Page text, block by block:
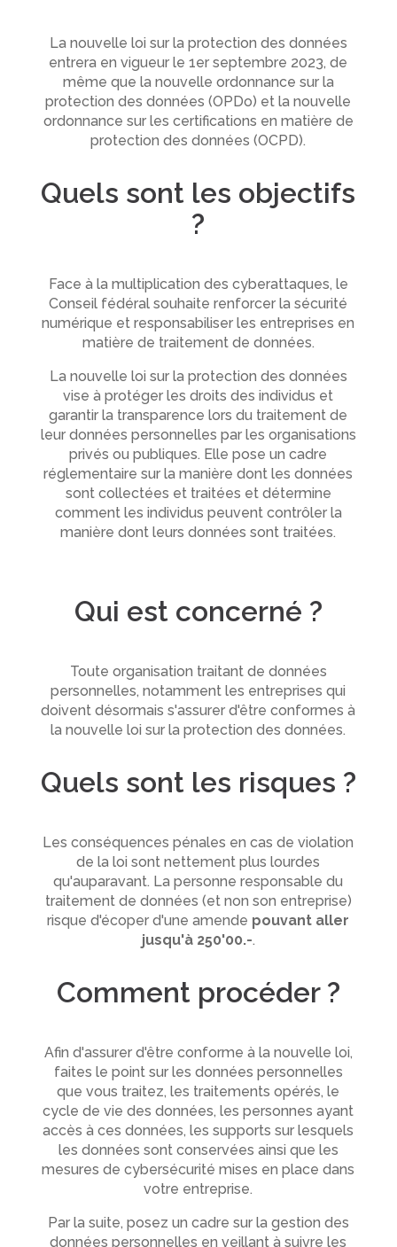
La nouvelle loi sur la protection des données
entrera en vigueur le 1er septembre 2023, de
même que la nouvelle ordonnance sur la
protection des données (OPDo) et la nouvelle
ordonnance sur les certifications en matière de
protection des données (OCPD).
Quels sont les objectifs
?
Face à la multiplication des cyberattaques, le
Conseil fédéral souhaite renforcer la sécurité
numérique et responsabiliser les entreprises en
matière de traitement de données.
La nouvelle loi sur la protection des données
vise à protéger les droits des individus et
garantir la transparence lors du traitement de
leur données personnelles par les organisations
privés ou publiques. Elle pose un cadre
réglementaire sur la manière dont les données
sont collectées et traitées et détermine
comment les individus peuvent contrôler la
manière dont leurs données sont traitées.
Qui est concerné ?
Toute organisation traitant de données
personnelles, notamment les entreprises qui
doivent désormais s'assurer d'être conformes à
la nouvelle loi sur la protection des données.
Quels sont les risques ?
Les conséquences pénales en cas de violation
de la loi sont nettement plus lourdes
qu'auparavant. La personne responsable du
traitement de données (et non son entreprise)
risque d'écoper d'une amende pouvant aller
jusqu'à 250'00.-.
Comment procéder ?
Afin d'assurer d'être conforme à la nouvelle loi,
faites le point sur les données personnelles
que vous traitez, les traitements opérés, le
cycle de vie des données, les personnes ayant
accès à ces données, les supports sur lesquels
les données sont conservées ainsi que les
mesures de cybersécurité mises en place dans
votre entreprise.
Par la suite, posez un cadre sur la gestion des
données personnelles en veillant à suivre les